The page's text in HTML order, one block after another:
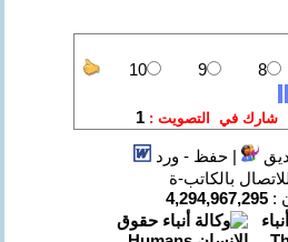
|حفظ - ورد
بالكاتب-ة
:
4,294,967,295